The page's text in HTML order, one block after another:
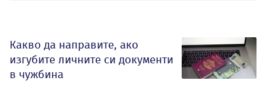
Какво да направите, ако
изгубите личните си документи
в чужбина